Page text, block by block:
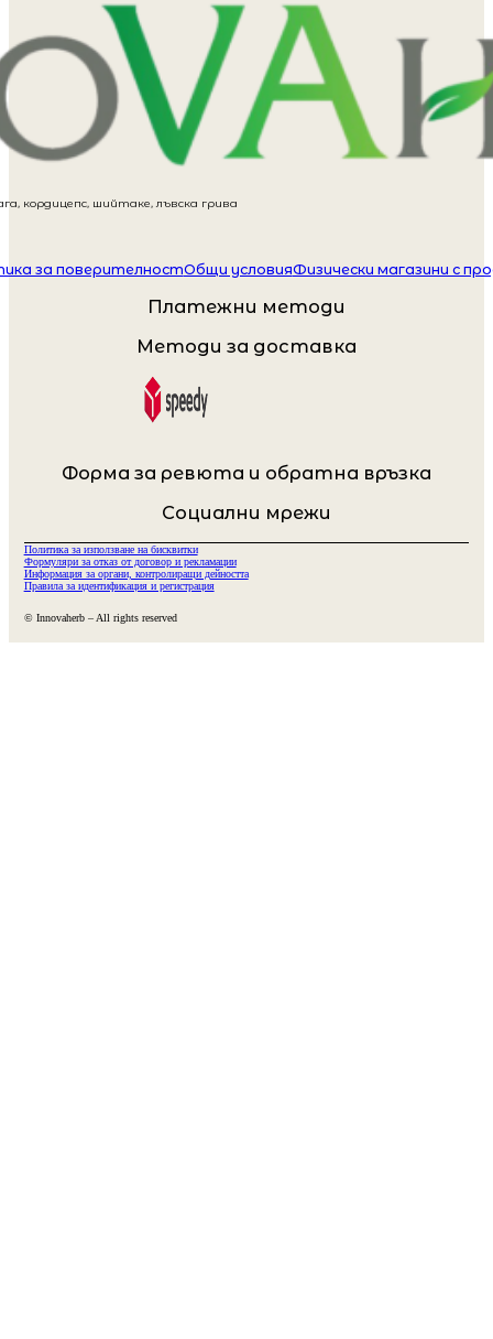
кордицепс, шийтаке, лъвска грива
за поверителностОбщи условияФизически магазини с
Платежни методи
Методи за доставка
Форма за ревюта и обратна връзка
Социални мрежи
Политика за използване на бисквитки
Формуляри за отказ от договор и рекламации
Информация за органи, контролиращи дейността
Правила за идентификация и регистрация
© Innovaherb – All rights reserved